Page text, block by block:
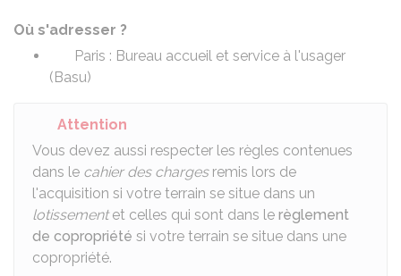
Où s'adresser ?
Paris : Bureau accueil et service à l'usager
(Basu)
Attention
Vous devez aussi respecter les règles contenues
dans le cahier des chargesremis lors de
l'acquisition si votre terrain se situe dans un
lotissementet celles qui sont dans le règlement
de copropriété si votre terrain se situe dans une
copropriété.